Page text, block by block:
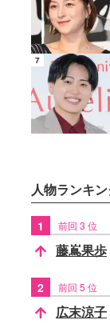
7
人物ランキ
1 前回 3 位
藤嶌果歩
2 前回 5 位
広末涼子